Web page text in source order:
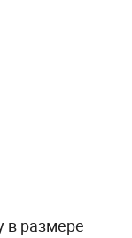
в размере